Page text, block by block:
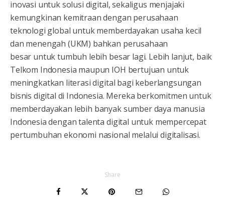
inovasi untuk solusi digital, sekaligus menjajaki
kemungkinan kemitraan dengan perusahaan
teknologi global untuk memberdayakan usaha kecil
dan menengah (UKM) bahkan perusahaan
besar untuk tumbuh lebih besar lagi. Lebih lanjut, baik
Telkom Indonesia maupun IOH bertujuan untuk
meningkatkan literasi digital bagi keberlangsungan
bisnis digital di Indonesia. Mereka berkomitmen untuk
memberdayakan lebih banyak sumber daya manusia
Indonesia dengan talenta digital untuk mempercepat
pertumbuhan ekonomi nasional melalui digitalisasi.
Share